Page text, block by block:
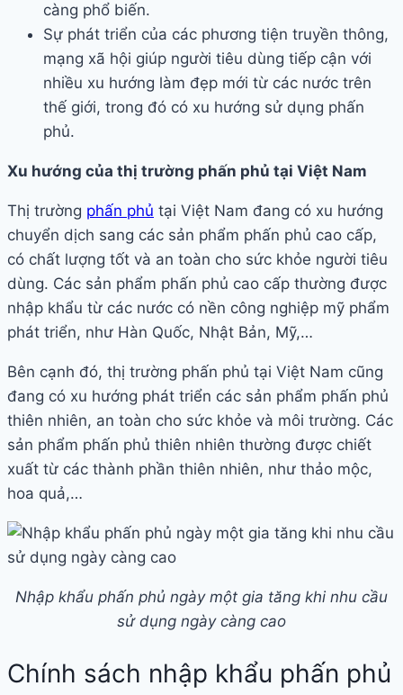
càng phổ biến.
Sự phát triển của các phương tiện truyền thông,
mạng xã hội giúp người tiêu dùng tiếp cận với
nhiều xu hướng làm đẹp mới từ các nước trên
thế giới, trong đó có xu hướng sử dụng phấn
phủ.
Xu hướng của thị trường phấn phủ tại Việt Nam
Thị trường phấn phủ tại Việt Nam đang có xu hướng
chuyển dịch sang các sản phẩm phấn phủ cao cấp,
có chất lượng tốt và an toàn cho sức khỏe người tiêu
dùng. Các sản phẩm phấn phủ cao cấp thường được
nhập khẩu từ các nước có nền công nghiệp mỹ phẩm
phát triển, như Hàn Quốc, Nhật Bản, Mỹ,…
Bên cạnh đó, thị trường phấn phủ tại Việt Nam cũng
đang có xu hướng phát triển các sản phẩm phấn phủ
thiên nhiên, an toàn cho sức khỏe và môi trường. Các
sản phẩm phấn phủ thiên nhiên thường được chiết
xuất từ các thành phần thiên nhiên, như thảo mộc,
hoa quả,…
Nhập khẩu phấn phủ ngày một gia tăng khi nhu cầu
sử dụng ngày càng cao
Chính sách nhập khẩu phấn phủ